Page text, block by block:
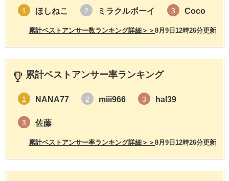
1 ほしねこ 2 ミラクルボーイ 3 Coco
8月9日12時26分更新
累計ベストアンサー数ランキング詳細＞＞
累計ベストアンサー率ランキング
1 NANA77 2 miii966 3 hal39
3 佐藤
8月9日12時26分更新
累計ベストアンサー率ランキング詳細＞＞